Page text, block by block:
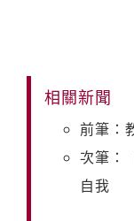
相關新聞
前筆：
次筆：
自我